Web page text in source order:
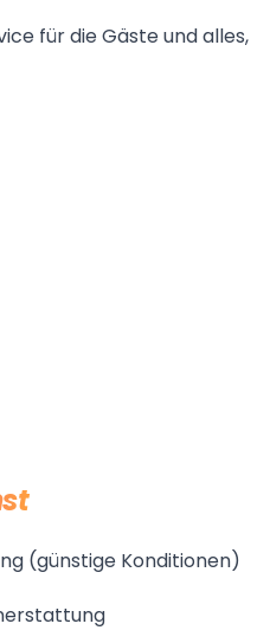
für die Gäste und alles,
(günstige Konditionen)